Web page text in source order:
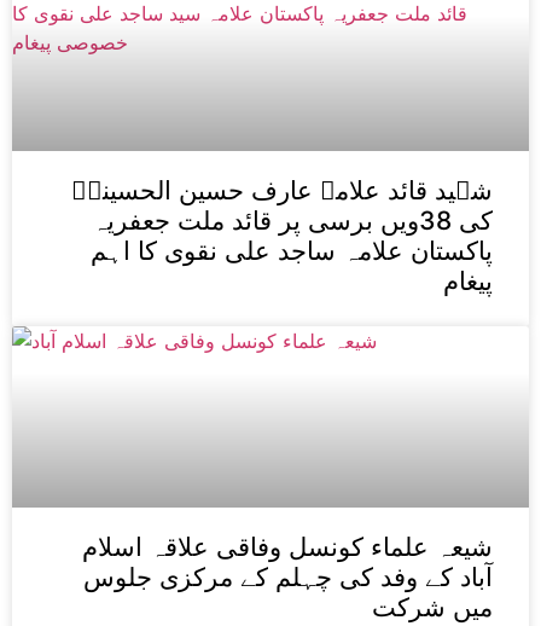
شہید قائد علامہ عارف حسین الحسینیؒ
کی 38ویں برسی پر قائد ملت جعفریہ
پاکستان علامہ ساجد علی نقوی کا اہم
پیغام
شیعہ علماء کونسل وفاقی علاقہ اسلام
آباد کے وفد کی چہلم کے مرکزی جلوس
میں شرکت